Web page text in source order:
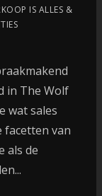
IS ALLES &
in The Wolf
wat sales
facetten van
als de